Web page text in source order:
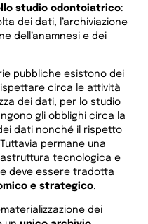
studio odontoiatrico:
dei dati, l’archiviazione
dell’anamnesi e dei
pubbliche esistono dei
circa le attività
dei dati, per lo studio
gli obblighi circa la
dati nonché il rispetto
permane una
tecnologica e
deve essere tradotta
e strategico.
dei